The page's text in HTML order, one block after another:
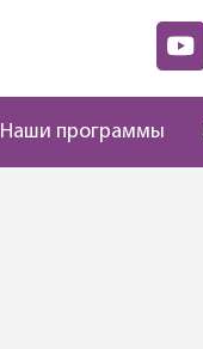
Наши программы